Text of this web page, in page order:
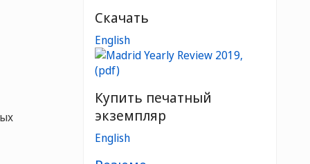
Скачать
English
Купить печатный
экземпляр
English